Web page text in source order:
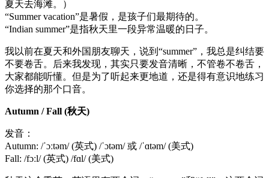
夏天去海滩。）
“Summer vacation”是暑假，是孩子们最期待的。
“Indian summer”是指秋天里一段异常温暖的日子。
我以前在夏天和外国朋友聊天，说到“summer”，我总是纠结要
不要卷舌。后来我发现，其实只要发音清晰，不管卷不卷舌，
大家都能听懂。但是为了听起来更地道，还是得有意识地练习
你选择的那个口音。
Autumn / Fall (秋天)
发音：
Autumn: /ˈɔːtəm/ (英式) /ˈɔtəm/ 或 /ˈɑtəm/ (美式)
Fall: /fɔːl/ (英式) /fɑl/ (美式)